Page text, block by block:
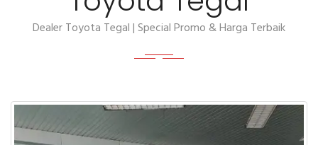
Dealer Toyota Tegal | Special Promo & Harga Terbaik